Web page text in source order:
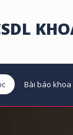
Bài báo khoa